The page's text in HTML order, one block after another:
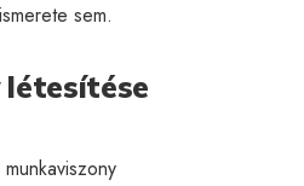
sem.
létesítése